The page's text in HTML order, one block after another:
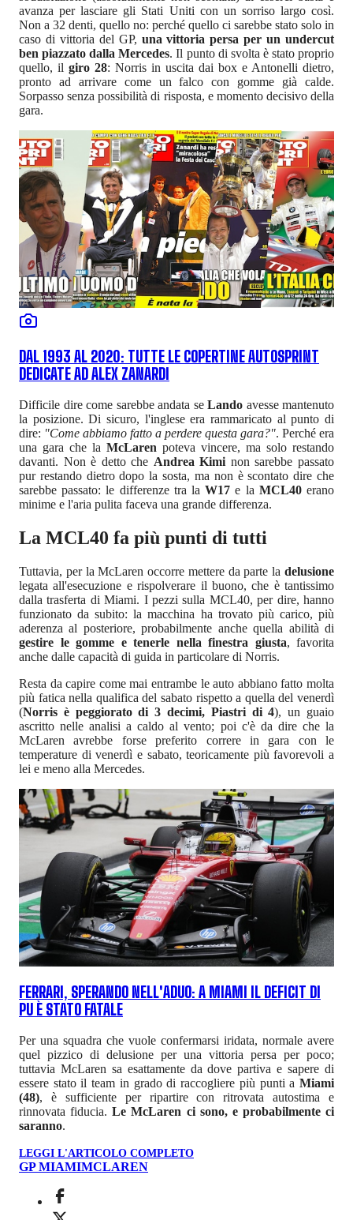
avanza per lasciare gli Stati Uniti con un sorriso largo così.
Non a 32 denti, quello no: perché quello ci sarebbe stato solo in
caso di vittoria del GP, una vittoria persa per un undercut
ben piazzato dalla Mercedes. Il punto di svolta è stato proprio
quello, il giro 28: Norris in uscita dai box e Antonelli dietro,
pronto ad arrivare come un falco con gomme già calde.
Sorpasso senza possibilità di risposta, e momento decisivo della
gara.
DAL 1993 AL 2020: TUTTE LE COPERTINE AUTOSPRINT
DEDICATE AD ALEX ZANARDI
Difficile dire come sarebbe andata se Lando avesse mantenuto
la posizione. Di sicuro, l'inglese era rammaricato al punto di
dire: "Come abbiamo fatto a perdere questa gara?". Perché era
una gara che la McLaren poteva vincere, ma solo restando
davanti. Non è detto che Andrea Kimi non sarebbe passato
pur restando dietro dopo la sosta, ma non è scontato dire che
sarebbe passato: le differenze tra laW17e la MCL40erano
minime e l'aria pulita faceva una grande differenza.
La MCL40 fa più punti di tutti
Tuttavia, per la McLaren occorre mettere da parte la delusione
legata all'esecuzione e rispolverare il buono, che è tantissimo
dalla trasferta di Miami. I pezzi sulla MCL40, per dire, hanno
funzionato da subito: la macchina ha trovato più carico, più
aderenza al posteriore, probabilmente anche quella abilità di
gestire le gomme e tenerle nella finestra giusta, favorita
anche dalle capacità di guida in particolare di Norris.
Resta da capire come mai entrambe le auto abbiano fatto molta
più fatica nella qualifica del sabato rispetto a quella del venerdì
(Norris è peggiorato di 3 decimi, Piastri di 4), un guaio
ascritto nelle analisi a caldo al vento; poi c'è da dire che la
McLaren avrebbe forse preferito correre in gara con le
temperature di venerdì e sabato, teoricamente più favorevoli a
lei e meno alla Mercedes.
FERRARI, SPERANDO NELL'ADUO: A MIAMI IL DEFICIT DI
PU È STATO FATALE
Per una squadra che vuole confermarsi iridata, normale avere
quel pizzico di delusione per una vittoria persa per poco;
tuttavia McLaren sa esattamente da dove partiva e sapere di
essere stato il team in grado di raccogliere più punti a Miami
(48), è sufficiente per ripartire con ritrovata autostima e
rinnovata fiducia.Le McLaren ci sono, e probabilmente ci
saranno.
LEGGI L'ARTICOLO COMPLETO
GP MIAMIMCLAREN